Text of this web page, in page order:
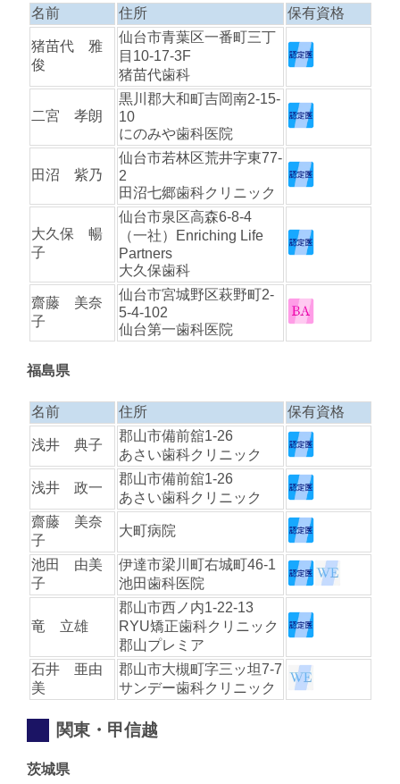
名前 住所 保有資格
猪苗代 雅
俊
仙台市青葉区一番町三丁
目10-17-3F
猪苗代歯科
二宮 孝朗
黒川郡大和町吉岡南2-15-
10
にのみや歯科医院
田沼 紫乃
仙台市若林区荒井字東77-
2
田沼七郷歯科クリニック
大久保 暢
子
仙台市泉区高森6-8-4
（一社）Enriching Life
Partners
大久保歯科
齋藤 美奈
子
仙台市宮城野区萩野町2-
5-4-102
仙台第一歯科医院
福島県
名前 住所 保有資格
浅井 典子
郡山市備前舘1-26
あさい歯科クリニック
浅井 政一
郡山市備前舘1-26
あさい歯科クリニック
齋藤 美奈
子
大町病院
池田 由美
子
伊達市梁川町右城町46-1
池田歯科医院
竜 立雄
郡山市西ノ内1-22-13
RYU矯正歯科クリニック
郡山プレミア
石井 亜由
美
郡山市大槻町字三ッ坦7-7
サンデー歯科クリニック
関東・甲信越
茨城県